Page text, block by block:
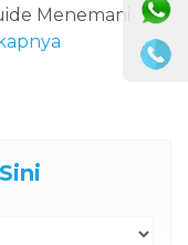
Menemani